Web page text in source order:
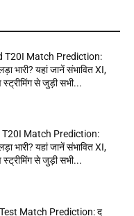
T20I Match Prediction:
भारी? यहां जानें संभावित XI,
स्ट्रीमिंग से जुड़ी सभी...
T20I Match Prediction:
भारी? यहां जानें संभावित XI,
स्ट्रीमिंग से जुड़ी सभी...
Match Prediction: द